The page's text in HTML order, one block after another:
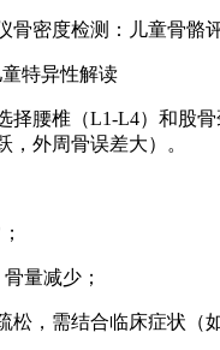
骨密度检测：儿童骨骼
特异性解读
择腰椎（L1-L4）和股
，外周骨误差大）。
量减少；
松，需结合临床症状（